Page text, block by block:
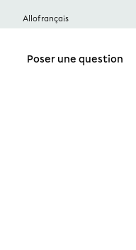
Allofrançais
Poser une question